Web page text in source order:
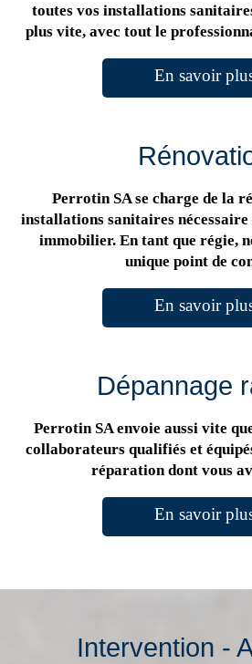
toutes vos installations
plus vite, avec tout le
En savoir
Perrotin SA se charge de la
installations sanitaires
immobilier. En tant que régie,
unique point de
En savoir
Dépannage
Perrotin SA envoie aussi vite
collaborateurs qualifiés et
réparation dont vous
En savoir
Intervention -